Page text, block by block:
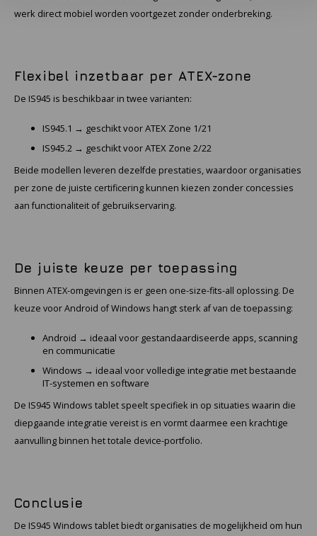
werk direct mobiel worden voortgezet zonder onderbreking.
Flexibel inzetbaar per ATEX-zone
De IS945 is beschikbaar in twee varianten:
IS945.1 → geschikt voor ATEX Zone 1/21
IS945.2 → geschikt voor ATEX Zone 2/22
Beide modellen leveren dezelfde prestaties, waardoor organisaties
per zone de juiste certificering kunnen kiezen zonder concessies
aan functionaliteit of gebruikservaring.
De juiste keuze per toepassing
Binnen ATEX-omgevingen is er geen one-size-fits-all oplossing. De
keuze voor Android of Windows hangt sterk af van de toepassing:
Android → ideaal voor gestandaardiseerde apps, scanning
en communicatie
Windows → ideaal voor volledige integratie met bestaande
IT-systemen en software
De IS945 Windows tablet speelt specifiek in op situaties waarin die
diepgaande integratie vereist is en vormt daarmee een krachtige
aanvulling binnen het totale device-portfolio.
Conclusie
De IS945 Windows tablet biedt organisaties de mogelijkheid om hun